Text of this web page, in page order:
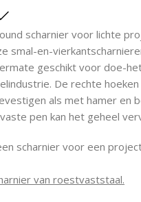
scharnier voor lichte
smal-en-
geschikt voor doe-
De rechte
als met hamer en
pen kan het geheel
scharnier voor een
van roestvaststaal.